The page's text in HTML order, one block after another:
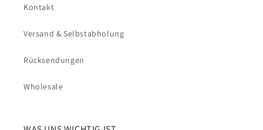
Kontakt
Versand & Selbstabholung
Rücksendungen
Wholesale